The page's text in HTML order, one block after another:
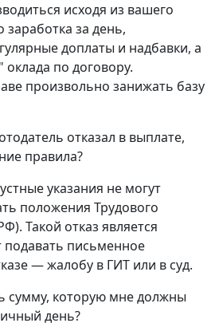
исходя из вашего
заработка за день,
доплаты и надбавки, а
оклада по договору.
произвольно занижать базу
отказал в выплате,
правила?
указания не могут
положения Трудового
Такой отказ является
подавать письменное
— жалобу в ГИТ или в суд.
сумму, которую мне должны
день?